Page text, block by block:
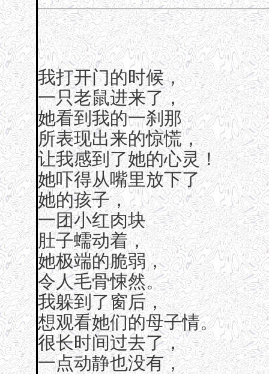
我打开门的时候，
一只老鼠进来了，
她看到我的一刹那
所表现出来的惊慌，
让我感到了她的心灵！
她吓得从嘴里放下了
她的孩子，
一团小红肉块
肚子蠕动着，
她极端的脆弱，
令人毛骨悚然。
我躲到了窗后，
想观看她们的母子情。
很长时间过去了，
一点动静也没有，